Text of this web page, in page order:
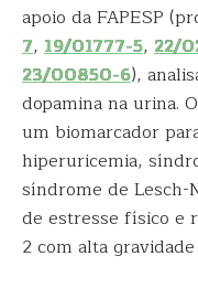
apoio da FAPESP
7, 19/01777-5, 22/
23/00850-6),
dopamina na urina.
um biomarcador
hiperuricemia,
síndrome de Lesch-
de estresse físico e
2 com alta